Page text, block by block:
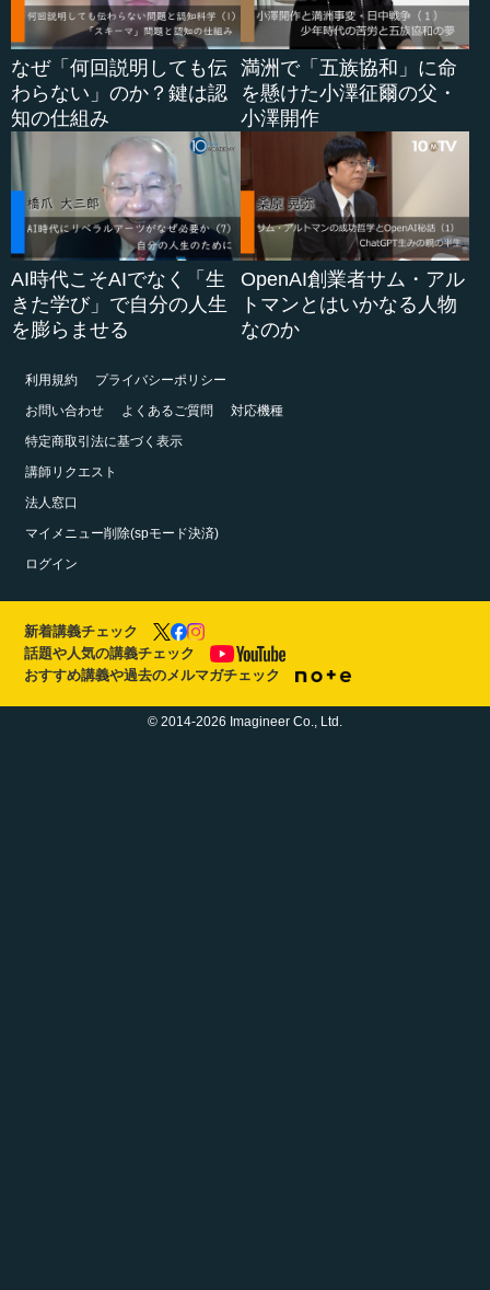
なぜ「何回説明しても伝
わらない」のか？鍵は認
知の仕組み
満洲で「五族協和」に命
を懸けた小澤征爾の父・
小澤開作
AI時代こそAIでなく「生
きた学び」で自分の人生
を膨らませる
OpenAI創業者サム・アル
トマンとはいかなる人物
なのか
利用規約
プライバシーポリシー
お問い合わせ
よくあるご質問
対応機種
特定商取引法に基づく表示
講師リクエスト
法人窓口
マイメニュー削除(spモード決済)
ログイン
新着講義チェック
話題や人気の講義チェック
おすすめ講義や過去のメルマガチェック
© 2014-2026 Imagineer Co., Ltd.